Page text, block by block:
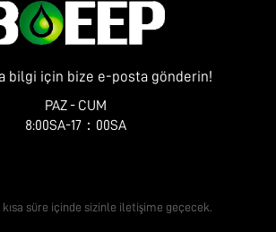
bilgi için bize e-posta gönderin!
PAZ - CUM
8:00SA-17：00SA
süre içinde sizinle iletişime geçecek.